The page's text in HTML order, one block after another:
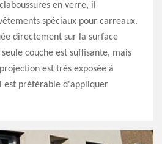
en verre, il
spéciaux pour carreaux.
directement sur la surface
couche est suffisante, mais
est très exposée à
est préférable d'appliquer